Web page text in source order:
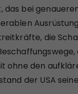
das bei
die
ohne den
der USA